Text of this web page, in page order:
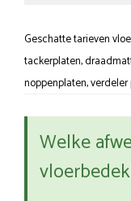
Geschatte tarieven
tackerplaten,
noppenplaten,
Welke